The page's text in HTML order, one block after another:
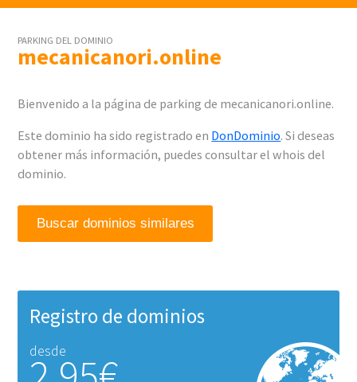
PARKING DEL DOMINIO
mecanicanori.online
Bienvenido a la página de parking de mecanicanori.online.
Este dominio ha sido registrado en DonDominio. Si deseas
obtener más información, puedes consultar el whois del
dominio.
Buscar dominios similares
Registro de dominios
desde